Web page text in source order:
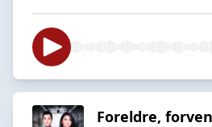
Foreldre,